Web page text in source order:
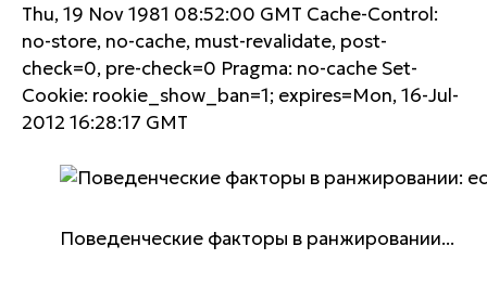
Thu, 19 Nov 1981 08:52:00 GMT Cache-Control:
no-store, no-cache, must-revalidate, post-
check=0, pre-check=0 Pragma: no-cache Set-
Cookie: rookie_show_ban=1; expires=Mon, 16-Jul-
2012 16:28:17 GMT
Поведенческие факторы в ранжировании...